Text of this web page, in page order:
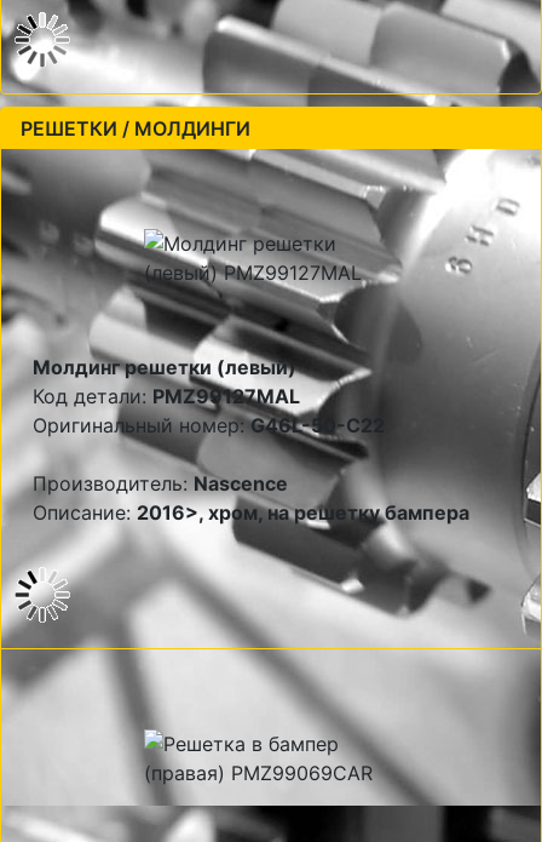
РЕШЕТКИ / МОЛДИНГИ
Молдинг решетки (левый)
Код детали: PMZ99127MAL
Оригинальный номер:G46L-50-C22
Производитель: Nascence
Описание: 2016>, хром, на решетку бампера